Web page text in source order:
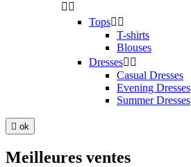
 
Tops 
T-shirts
Blouses
Dresses 
Casual Dresses
Evening Dresses
Summer Dresses
 ok
Meilleures ventes